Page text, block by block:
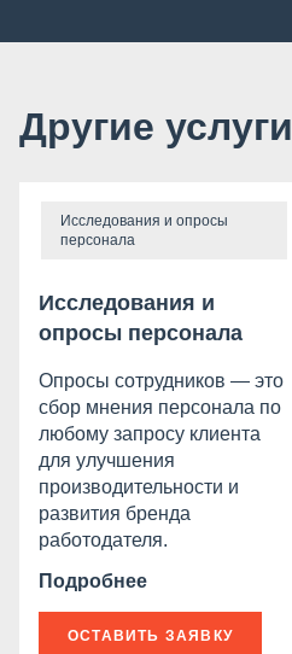
Другие услуги
Исследования и опросы
персонала
Исследования и
опросы персонала
Опросы сотрудников — это
сбор мнения персонала по
любому запросу клиента
для улучшения
производительности и
развития бренда
работодателя.
Подробнее
ОСТАВИТЬ ЗАЯВКУ